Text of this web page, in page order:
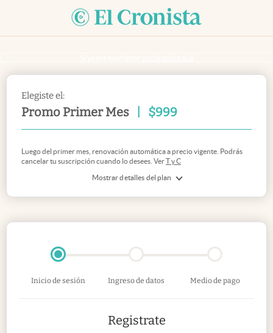
Elegiste el:
Promo Primer Mes $999
Mostrar detalles del plan
Luego del primer mes, renovación automática a precio vigente. Podrás
cancelar tu suscripción cuando lo desees. VerT y C
Inicio de sesión Ingreso de datos Medio de pago
Registrate